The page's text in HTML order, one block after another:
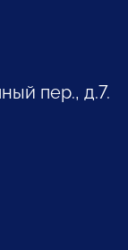
пер., д.7.